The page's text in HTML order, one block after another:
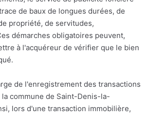
de baux de longues durées, de
propriété, de servitudes,
démarches obligatoires peuvent,
à l'acquéreur de vérifier que le bien
de l'enregistrement des transactions
commune de Saint-Denis-la-
lors d'une transaction immobilière,